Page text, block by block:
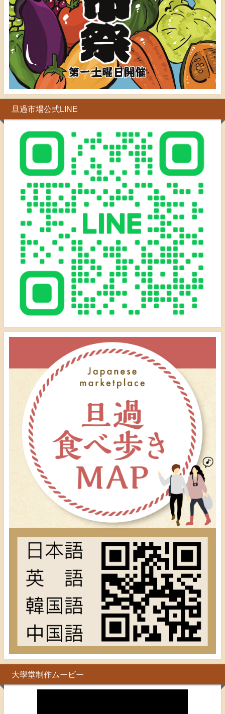
旦過市場公式LINE
大學堂制作ムービー